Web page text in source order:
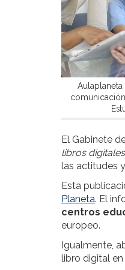
El Gabinete
libros
las actitudes
Esta
Planeta. El
centros
europeo.
Igualmente,
libro digital